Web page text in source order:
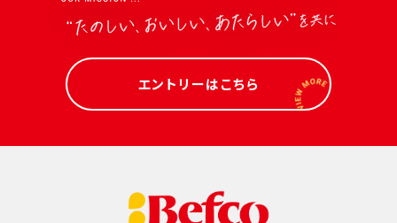
エントリーはこちら